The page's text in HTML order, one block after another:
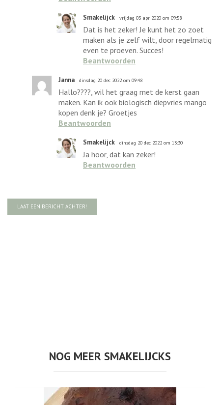
Smakelijck vrijdag 03 apr 2020 om 09:58
Dat is het zeker! Je kunt het zo zoet
maken als je zelf wilt, door regelmatig
even te proeven. Succes!
Beantwoorden
Janna dinsdag 20 dec 2022 om 09:48
Hallo????, wil het graag met de kerst gaan
maken. Kan ik ook biologisch diepvries mango
kopen denk je? Groetjes
Beantwoorden
Smakelijck dinsdag 20 dec 2022 om 13:30
Ja hoor, dat kan zeker!
Beantwoorden
LAAT EEN BERICHT ACHTER!
NOG MEER SMAKELIJCKS